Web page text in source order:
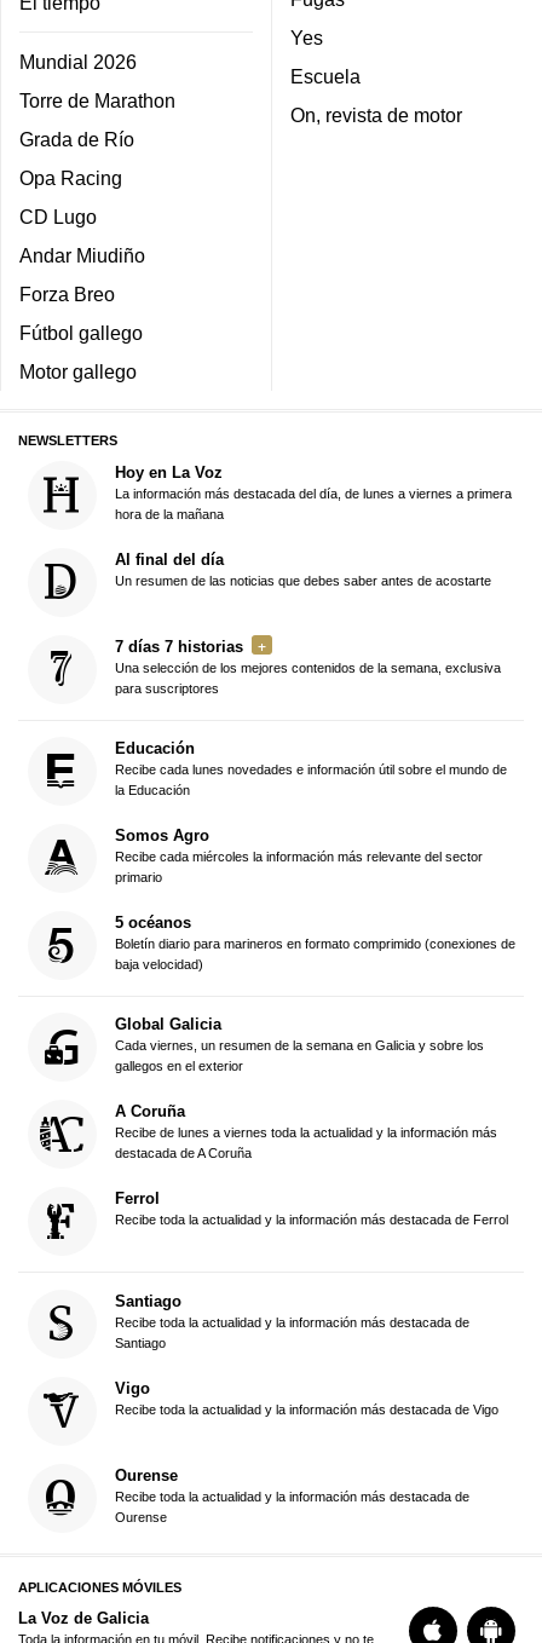
Mundial 2026
Torre de Marathon
Grada de Río
Opa Racing
CD Lugo
Andar Miudiño
Forza Breo
Fútbol gallego
Motor gallego
Yes
Escuela
On, revista de motor
NEWSLETTERS
Hoy en La Voz
La información más destacada del día, de lunes a viernes a primera
hora de la mañana
Al final del día
Un resumen de las noticias que debes saber antes de acostarte
7 días 7 historias
Una selección de los mejores contenidos de la semana, exclusiva
para suscriptores
Educación
Recibe cada lunes novedades e información útil sobre el mundo de
la Educación
Somos Agro
Recibe cada miércoles la información más relevante del sector
primario
5 océanos
Boletín diario para marineros en formato comprimido (conexiones de
baja velocidad)
Global Galicia
Cada viernes, un resumen de la semana en Galicia y sobre los
gallegos en el exterior
A Coruña
Recibe de lunes a viernes toda la actualidad y la información más
destacada de A Coruña
Ferrol
Recibe toda la actualidad y la información más destacada de Ferrol
Santiago
Recibe toda la actualidad y la información más destacada de
Santiago
Vigo
Recibe toda la actualidad y la información más destacada de Vigo
Ourense
Recibe toda la actualidad y la información más destacada de
Ourense
APLICACIONES MÓVILES
La Voz de Galicia
Toda la información en tu móvil. Recibe notificaciones y no te